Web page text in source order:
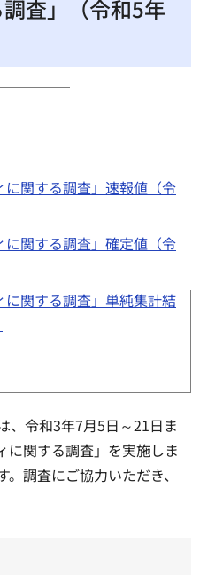
査」（令和5年
に関する調査」速報値（令
に関する調査」確定値（令
に関する調査」単純集計結
、令和3年7月5日～21日ま
に関する調査」を実施しま
調査にご協力いただき、